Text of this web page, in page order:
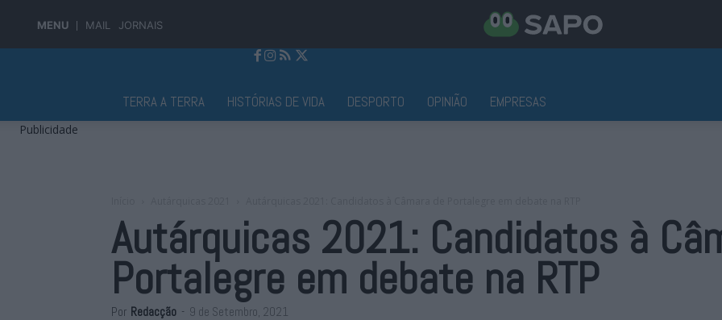
MENU MAIL JORNAIS
TERRA A TERRA HISTÓRIAS DE VIDA DESPORTO OPINIÃO EMPRESAS
Publicidade
Autárquicas 2021: Candidatos à
Portalegre em debate na RTP
Por Redacção - 9 de Setembro, 2021